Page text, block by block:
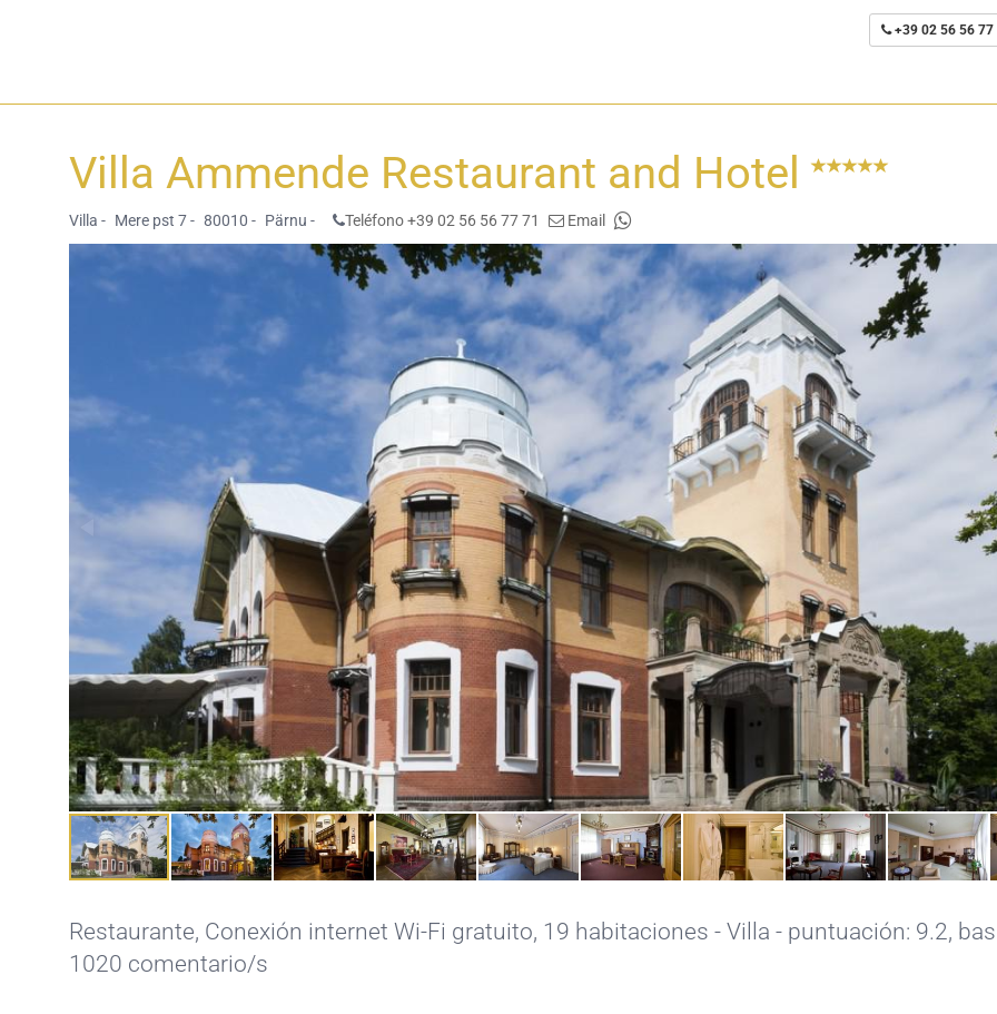
+39 02 56 56 77
Villa Ammende Restaurant and Hotel
Villa - Mere pst 7 - 80010 - Pärnu - Teléfono +39 02 56 56 77 71 Email
Restaurante, Conexión internet Wi-Fi gratuito, 19 habitaciones - Villa - puntuación: 9.2,
1020 comentario/s